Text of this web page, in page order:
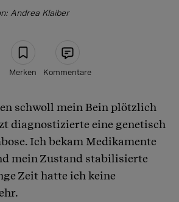
Andrea Klaiber
Merken Kommentare
schwoll mein Bein plötzlich
diagnostizierte eine genetisch
Ich bekam Medikamente
mein Zustand stabilisierte
Zeit hatte ich keine